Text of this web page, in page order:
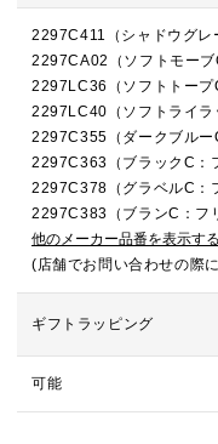
2297C411（シャドウグレ
2297CA02（ソフトモーブ
2297LC36（ソフトトープ
2297LC40（ソフトライラ
2297C355（ダークブルー
2297C363（ブラックC：
2297C378（グラベルC：
2297C383（ブランC：フ
他のメーカー品番を表示する
(店舗でお問い合わせの際
ギフトラッピング
可能